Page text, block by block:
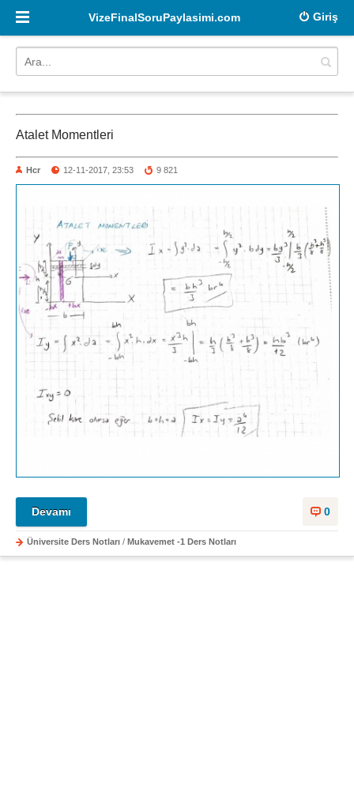
Giriş
VizeFinalSoruPaylasimi.com
Atalet Momentleri
Hcr 12-11-2017, 23:53 9 821
0
Devamı
Üniversite Ders Notları / Mukavemet -1 Ders Notları